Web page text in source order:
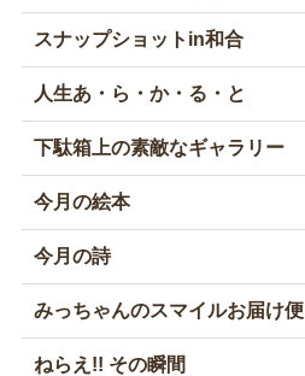
スナップショットin和合
人生あ・ら・か・る・と
下駄箱上の素敵なギャラリー
今月の絵本
今月の詩
みっちゃんのスマイルお届け便
ねらえ!! その瞬間